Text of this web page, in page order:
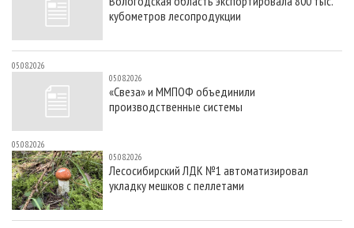
кубометров лесопродукции
05.08.2026
05.08.2026
«Свеза» и ММПОФ объединили
производственные системы
05.08.2026
05.08.2026
Лесосибирский ЛДК №1 автоматизировал
укладку мешков с пеллетами